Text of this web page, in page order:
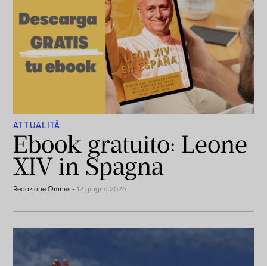
ATTUALITÀ
Ebook gratuito: Leone
XIV in Spagna
Redazione Omnes -12 giugno 2026